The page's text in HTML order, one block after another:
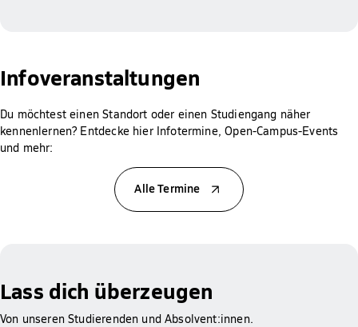
Infoveranstaltungen
Du möchtest einen Standort oder einen Studiengang näher
kennenlernen? Entdecke hier Infotermine, Open-Campus-Events
und mehr:
Alle Termine
Lass dich überzeugen
Von unseren Studierenden und Absolvent:innen.